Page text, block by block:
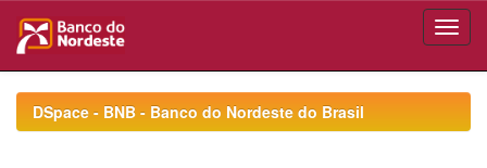
navigationDSpace - BNB - Banco do Nordeste do Brasil